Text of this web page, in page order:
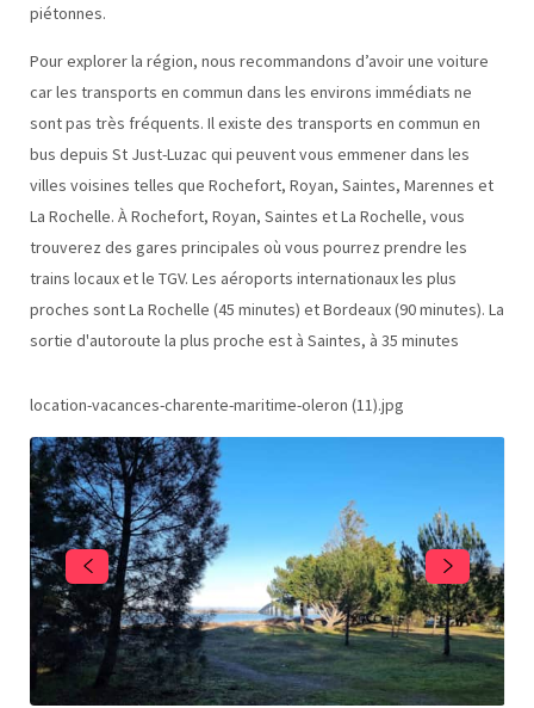
piétonnes.
Pour explorer la région, nous recommandons d’avoir une voiture
car les transports en commun dans les environs immédiats ne
sont pas très fréquents. Il existe des transports en commun en
bus depuis St Just-Luzac qui peuvent vous emmener dans les
villes voisines telles que Rochefort, Royan, Saintes, Marennes et
La Rochelle. À Rochefort, Royan, Saintes et La Rochelle, vous
trouverez des gares principales où vous pourrez prendre les
trains locaux et le TGV. Les aéroports internationaux les plus
proches sont La Rochelle (45 minutes) et Bordeaux (90 minutes). La
sortie d'autoroute la plus proche est à Saintes, à 35 minutes
location-vacances-charente-maritime-oleron (11).jpg